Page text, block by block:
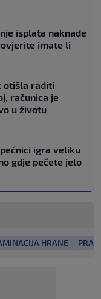
isplata naknade
imate li
otišla raditi
računica je
u životu
igra veliku
gdje pečete jelo
HRANE